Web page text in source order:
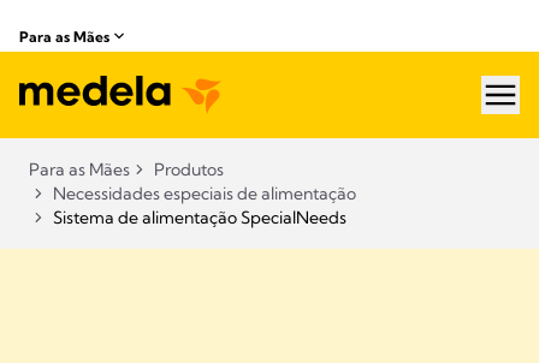
Para as Mães
Para as Mães
Produtos
Necessidades especiais de alimentação
Sistema de alimentação SpecialNeeds